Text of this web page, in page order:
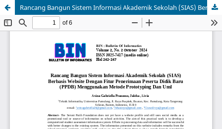
Rancang Bangun Sistem Informasi Akademik Sekolah (SIAS) Berbasis Website Dengan Fitur Penerimaan Peserta Didik Baru (PPDB) Menggunakan Metode Prototyping Dan Uml